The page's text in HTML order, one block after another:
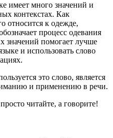
имеет много значений и
контекстах. Как
относится к одежде,
процесс одевания
значений помогает лучше
и использовать слово
это слово, является
и применению в речи.
читайте, а говорите!